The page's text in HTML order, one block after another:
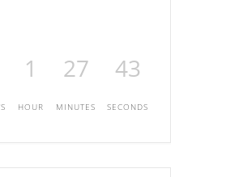
1
HOUR
27
MINUTES
42
SECONDS